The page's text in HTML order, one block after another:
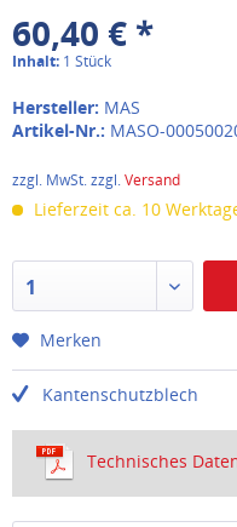
60,40 € *
Inhalt: 1 Stück
Hersteller: MAS
Artikel-Nr.: MASO-
zzgl. MwSt. zzgl.Versand
Lieferzeit ca. 10
1
Merken
Kantenschutzblech
Technisches